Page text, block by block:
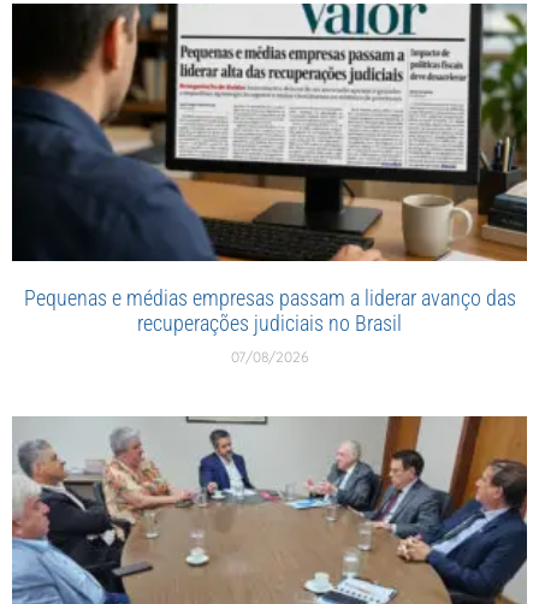
Pequenas e médias empresas passam a liderar avanço das
recuperações judiciais no Brasil
07/08/2026